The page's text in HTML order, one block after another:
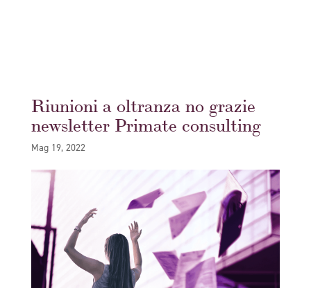
Riunioni a oltranza no grazie
newsletter Primate consulting
Mag 19, 2022